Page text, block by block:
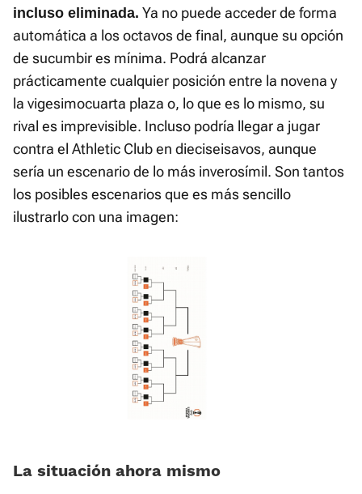
incluso eliminada. Ya no puede acceder de forma
automática a los octavos de final, aunque su opción
de sucumbir es mínima. Podrá alcanzar
prácticamente cualquier posición entre la novena y
la vigesimocuarta plaza o, lo que es lo mismo, su
rival es imprevisible. Incluso podría llegar a jugar
contra el Athletic Club en dieciseisavos, aunque
sería un escenario de lo más inverosímil. Son tantos
los posibles escenarios que es más sencillo
ilustrarlo con una imagen:
La situación ahora mismo